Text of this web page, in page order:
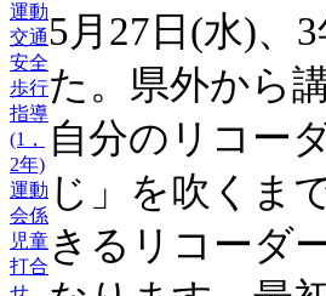
運動
交通
安全
歩行
指導
(1，
2年)
運動
会係
児童
打合
せ
5月27日(水)、
た。県外から
自分のリコー
じ」を吹くま
きるリコーダ